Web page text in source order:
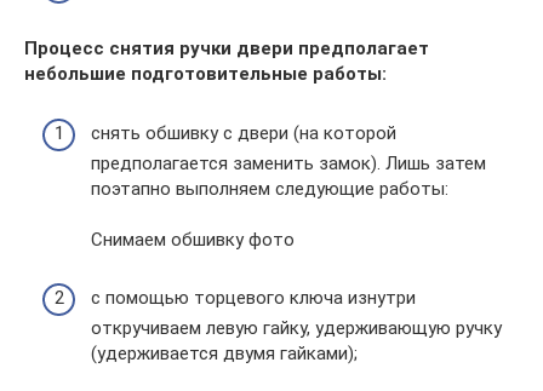
Процесс снятия ручки двери предполагает
небольшие подготовительные работы:
снять обшивку с двери (на которой
предполагается заменить замок). Лишь затем
поэтапно выполняем следующие работы:
Снимаем обшивку фото
с помощью торцевого ключа изнутри
откручиваем левую гайку, удерживающую ручку
(удерживается двумя гайками);